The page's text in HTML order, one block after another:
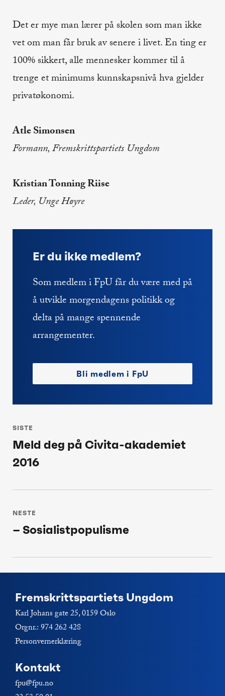
Det er mye man lærer på skolen som man ikke
vet om man får bruk av senere i livet. En ting er
100% sikkert, alle mennesker kommer til å
trenge et minimums kunnskapsnivå hva gjelder
privatøkonomi.
Atle Simonsen
Formann, Fremskrittspartiets Ungdom
Kristian Tonning Riise
Leder, Unge Høyre
Er du ikke medlem?
Som medlem i FpU får du være med på
å utvikle morgendagens politikk og
delta på mange spennende
arrangementer.
Bli medlem i FpU
SISTE
Siste
post:
Meld deg på Civita-akademiet
2016
NESTE
Neste
– Sosialistpopulisme
Fremskrittspartiets Ungdom
Karl Johans gate 25, 0159 Oslo
Orgnr.: 974 262 428
Personvernerklæring
Kontakt
fpu@fpu.no